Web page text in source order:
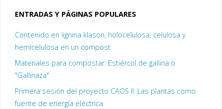
ENTRADAS Y PÁGINAS POPULARES
Contenido en lignina klason, holocelulosa, celulosa y
hemicelulosa en un compost
Materiales para compostar: Estiércol de gallina o
"Gallinaza"
Primera sesión del proyecto CAOS II: Las plantas como
fuente de energía eléctrica